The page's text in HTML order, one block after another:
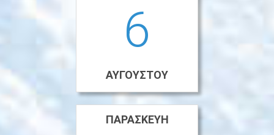
6
ΑΥΓΟΎΣΤΟΥ
ΠΑΡΑΣΚΕΥΉ